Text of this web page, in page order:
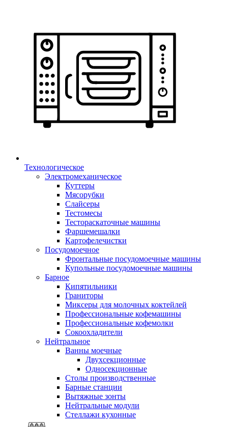
Технологическое
Электромеханическое
Куттеры
Мясорубки
Слайсеры
Тестомесы
Тестораскаточные машины
Фаршемешалки
Картофелечистки
Посудомоечное
Фронтальные посудомоечные машины
Купольные посудомоечные машины
Барное
Кипятильники
Граниторы
Миксеры для молочных коктейлей
Профессиональные кофемашины
Профессиональные кофемолки
Сокоохладители
Нейтральное
Ванны моечные
Двухсекционные
Односекционные
Столы производственные
Барные станции
Вытяжные зонты
Нейтральные модули
Стеллажи кухонные